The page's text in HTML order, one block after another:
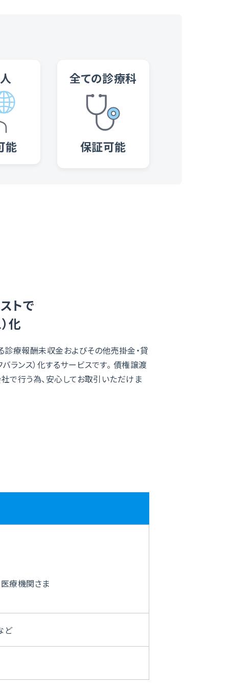
能
全ての診療科
保証可能
トで
化
療報酬未収金およびその他売掛金・貸
ランス）化するサービスです。 債権譲渡
で行う為、安心してお取引いただけま
療機関さま
ど